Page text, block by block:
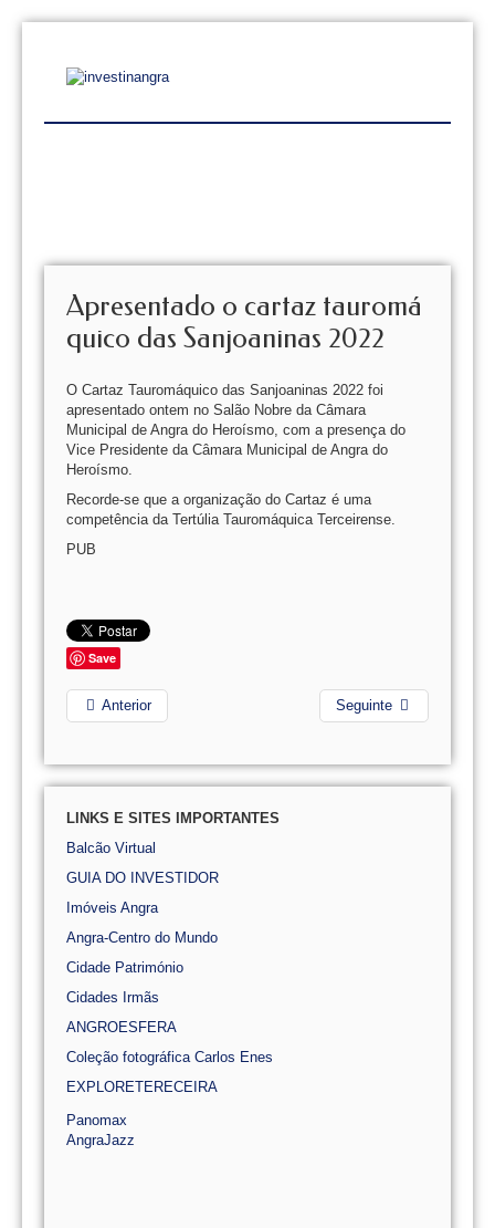
Apresentado o cartaz tauromá
quico das Sanjoaninas 2022
O Cartaz Tauromáquico das Sanjoaninas 2022 foi
apresentado ontem no Salão Nobre da Câmara
Municipal de Angra do Heroísmo, com a presença do
Vice Presidente da Câmara Municipal de Angra do
Heroísmo.
Recorde-se que a organização do Cartaz é uma
competência da Tertúlia Tauromáquica Terceirense.
PUB
Save
Anterior Seguinte
LINKS E SITES IMPORTANTES
Balcão Virtual
GUIA DO INVESTIDOR
Imóveis Angra
Angra-Centro do Mundo
Cidade Património
Cidades Irmãs
ANGROESFERA
Coleção fotográfica Carlos Enes
EXPLORETERECEIRA
Panomax
AngraJazz